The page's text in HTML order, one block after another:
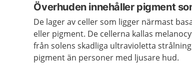
Överhuden innehåller pigment
De lager av celler som ligger närmast
eller pigment. De cellerna kallas
från solens skadliga ultravioletta
pigment än personer med ljusare hud.